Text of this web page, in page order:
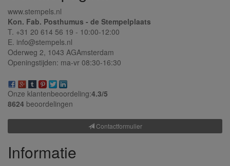
www.stempels.nl
Kon. Fab. Posthumus - de Stempelplaats
T. +31 20 614 56 19 - 10:00-12:00
E. info@stempels.nl
Oderweg 2, 1043 AGAmsterdam
Openingstijden: ma-vr 08:30-16:30
Onze klantenbeoordeling:4.3/5
8624 beoordelingen
Contactformulier
Informatie